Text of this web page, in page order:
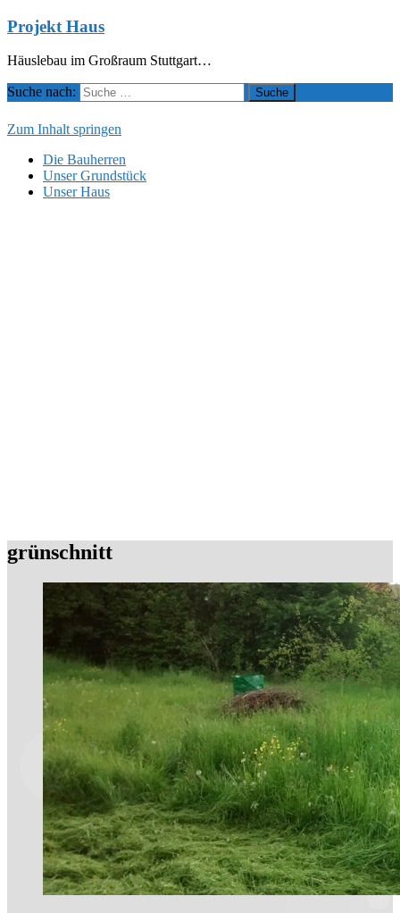
Projekt Haus
Häuslebau im Großraum Stuttgart…
Suche nach:
Zum Inhalt springen
Die Bauherren
Unser Grundstück
Unser Haus
grünschnitt